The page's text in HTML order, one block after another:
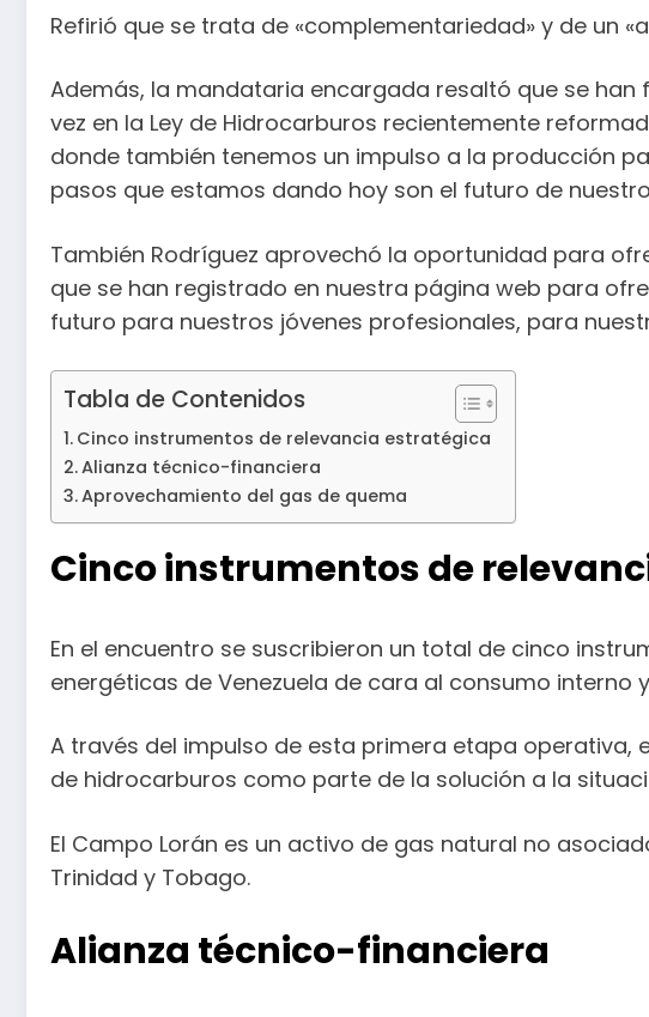
Refirió que se trata de «complementariedad» y de un
Además, la mandataria encargada resaltó que se
vez en la Ley de Hidrocarburos recientemente
donde también tenemos un impulso a la producción
pasos que estamos dando hoy son el futuro de
También Rodríguez aprovechó la oportunidad para
que se han registrado en nuestra página web para
futuro para nuestros jóvenes profesionales, para
Tabla de Contenidos
Cinco instrumentos de relevancia estratégica
Alianza técnico-financiera
Aprovechamiento del gas de quema
Cinco instrumentos de
En el encuentro se suscribieron un total de cinco
energéticas de Venezuela de cara al consumo interno
A través del impulso de esta primera etapa
de hidrocarburos como parte de la solución a la
El Campo Lorán es un activo de gas natural no
Trinidad y Tobago.
Alianza técnico-financiera